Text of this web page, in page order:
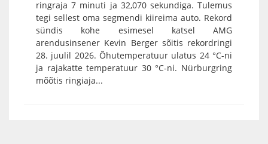
ringraja 7 minuti ja 32,070 sekundiga. Tulemus
tegi sellest oma segmendi kiireima auto. Rekord
sündis kohe esimesel katsel AMG
arendusinsener Kevin Berger sõitis rekordringi
28. juulil 2026. Õhutemperatuur ulatus 24 °C-ni
ja rajakatte temperatuur 30 °C-ni. Nürburgring
mõõtis ringiaja...